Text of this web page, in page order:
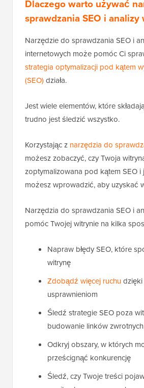
Dlaczego warto używać
sprawdzania SEO i analizy
Narzędzie do sprawdzania SEO i
internetowych może pomóc Ci
strategia optymalizacji pod kątem
(SEO) działa.
Jest wiele elementów, które
trudno jest śledzić wszystko.
Korzystając z narzędzia do
możesz zobaczyć, czy Twoja
zoptymalizowana pod kątem SEO i
możesz wprowadzić, aby uzyskać
Narzędzia do sprawdzania SEO i
pomóc Twojej witrynie na kilka
Napraw błędy SEO, które
witrynę
Zdobądź więcej ruchu
usprawnieniom
Śledź strategie SEO poza
budowanie linków zwrotnych
Odkryj obszary, w których
prześcignąć konkurencję
Śledź, czy Twoje treści